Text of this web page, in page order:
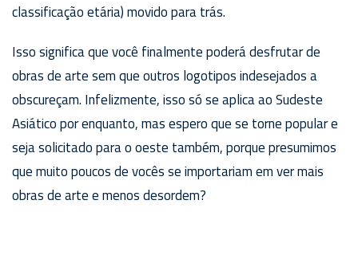
classificação etária) movido para trás.
Isso significa que você finalmente poderá desfrutar de
obras de arte sem que outros logotipos indesejados a
obscureçam. Infelizmente, isso só se aplica ao Sudeste
Asiático por enquanto, mas espero que se torne popular e
seja solicitado para o oeste também, porque presumimos
que muito poucos de vocês se importariam em ver mais
obras de arte e menos desordem?